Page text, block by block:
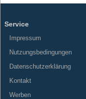
Service
Impressum
Nutzungsbedingungen
Datenschutzerklärung
Kontakt
Werben